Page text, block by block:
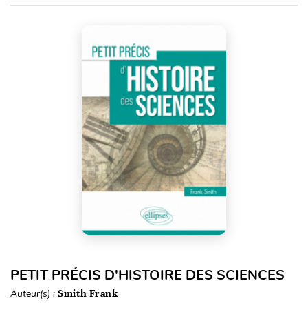
PETIT PRÉCIS D'HISTOIRE DES SCIENCES
Auteur(s) : Smith Frank